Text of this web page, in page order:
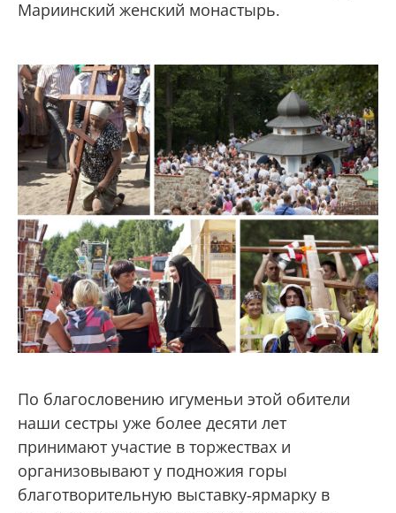
Мариинский женский монастырь.
По благословению игуменьи этой обители
наши сестры уже более десяти лет
принимают участие в торжествах и
организовывают у подножия горы
благотворительную выставку-ярмарку в